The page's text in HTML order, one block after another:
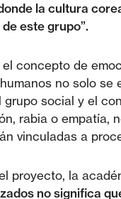
la cultura
este grupo”.
concepto de
no solo se
social y el
rabia o empatía,
vinculadas a
proyecto, la
no significa